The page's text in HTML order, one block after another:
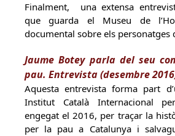
Finalment, una extensa
que guarda el Museu de
documental sobre els personatges
Jaume Botey parla del seu
pau. Entrevista (desembre
Aquesta entrevista forma part
Institut Català Internacional
engegat el 2016, per traçar la
per la pau a Catalunya i